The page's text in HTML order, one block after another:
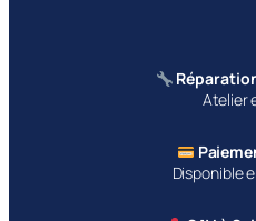
Atelier
Disponible